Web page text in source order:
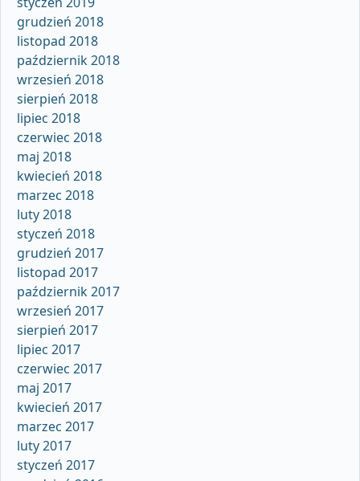
grudzień 2018
listopad 2018
październik 2018
wrzesień 2018
sierpień 2018
lipiec 2018
czerwiec 2018
maj 2018
kwiecień 2018
marzec 2018
luty 2018
styczeń 2018
grudzień 2017
listopad 2017
październik 2017
wrzesień 2017
sierpień 2017
lipiec 2017
czerwiec 2017
maj 2017
kwiecień 2017
marzec 2017
luty 2017
styczeń 2017